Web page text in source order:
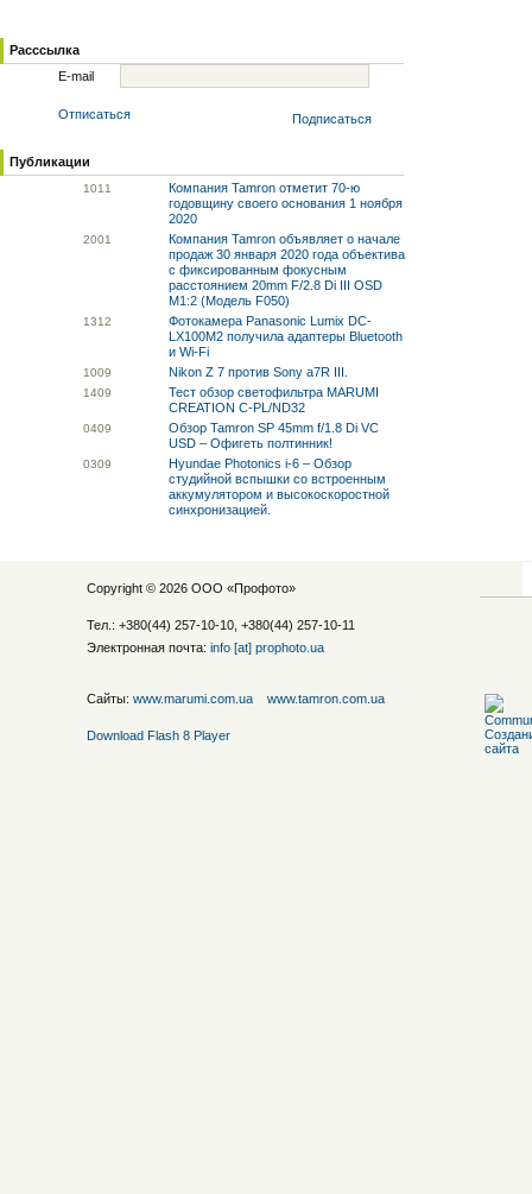
Расссылка
E-mail
Отписаться Подписаться
Публикации
1011
Компания Tamron отметит 70-ю
годовщину своего основания 1 ноября
2020
2001
Компания Tamron объявляет о начале
продаж 30 января 2020 года объектива
с фиксированным фокусным
расстоянием 20mm F/2.8 Di III OSD
M1:2 (Модель F050)
1312
Фотокамера Panasonic Lumix DC-
LX100M2 получила адаптеры Bluetooth
и Wi-Fi
1009 Nikon Z 7 против Sony a7R III.
1409
Тест обзор светофильтра MARUMI
CREATION C-PL/ND32
0409
Обзор Tamron SP 45mm f/1.8 Di VC
USD – Офигеть полтинник!
0309
Hyundae Photonics i-6 – Обзор
студийной вспышки со встроенным
аккумулятором и высокоскоростной
синхронизацией.
Copyright © 2026 ООО «Профото»
Тел.: +380(44) 257-10-10, +380(44) 257-10-11
Электронная почта: info [at] prophoto.ua
Сайты: www.marumi.com.ua www.tamron.com.ua
Download Flash 8 Player